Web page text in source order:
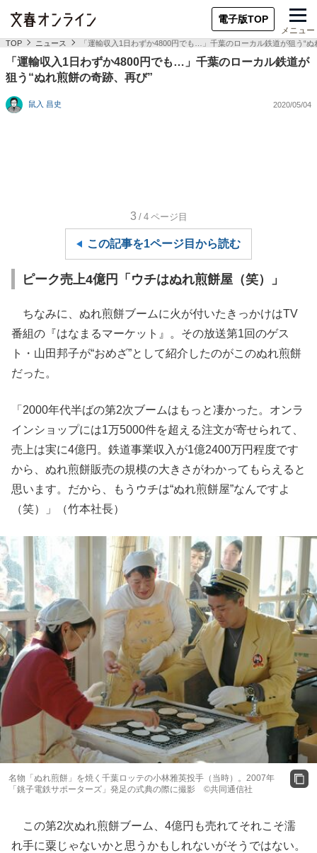
電子版TOP
メニュー
TOP ニュース 「運輸収入1日わずか4800円でも…」千葉のローカル鉄道が狙う“ぬ
「運輸収入1日わずか4800円でも…」千葉のローカル鉄道が
狙う“ぬれ煎餅の奇跡、再び”
鼠入 昌史 2020/05/04
3 /4 ページ目
この記事を1ページ目から読む
ピーク売上4億円「ウチはぬれ煎餅屋（笑）」
ちなみに、ぬれ煎餅ブームに火が付いたきっかけはTV
番組の『はなまるマーケット』。その放送第1回のゲス
ト・山田邦子が“おめざ”として紹介したのがこのぬれ煎餅
だった。
「2000年代半ばの第2次ブームはもっと凄かった。オンラ
インショップには1万5000件を超える注文が寄せられて、
売上は実に4億円。鉄道事業収入が1億2400万円程度です
から、ぬれ煎餅販売の規模の大きさがわかってもらえると
思います。だから、もうウチは“ぬれ煎餅屋”なんですよ
（笑）」（竹本社長）
名物「ぬれ煎餅」を焼く千葉ロッテの小林雅英投手（当時）。2007年
「銚子電鉄サポーターズ」発足の式典の際に撮影 ©共同通信社
この第2次ぬれ煎餅ブーム、4億円も売れてそれこそ濡
れ手に粟じゃないかと思うかもしれないがそうではない。